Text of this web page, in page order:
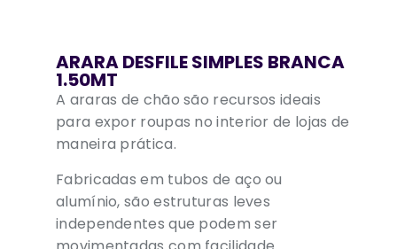
ARARA DESFILE SIMPLES BRANCA
1.50MT
A araras de chão são recursos ideais
para expor roupas no interior de lojas de
maneira prática.
Fabricadas em tubos de aço ou
alumínio, são estruturas leves
independentes que podem ser